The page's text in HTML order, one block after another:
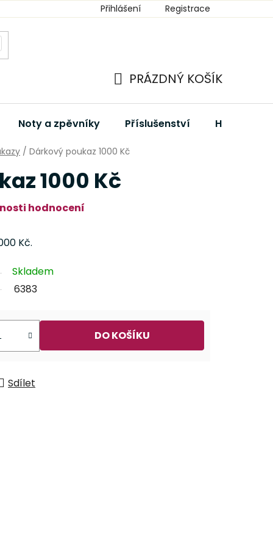
Přihlášení Registrace
KOŠÍK
PRÁZDNÝ KOŠÍK
Noty a zpěvníky Příslušenství Hudební
/ Dárkový poukaz 1000 Kč
1000 Kč
hodnocení
Kč.
Skladem
6383
DO KOŠÍKU
Sdílet